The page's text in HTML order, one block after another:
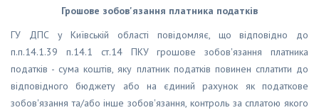
Грошове зобов'язання платника податків
ГУ ДПС у Київській області повідомляє, що відповідно до
п.п.14.1.39 п.14.1 ст.14 ПКУ грошове зобов'язання платника
податків - сума коштів, яку платник податків повинен сплатити до
відповідного бюджету або на єдиний рахунок як податкове
зобов'язання та/або інше зобов'язання, контроль за сплатою якого